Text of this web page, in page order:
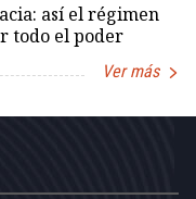
así el régimen
todo el poder
Ver más